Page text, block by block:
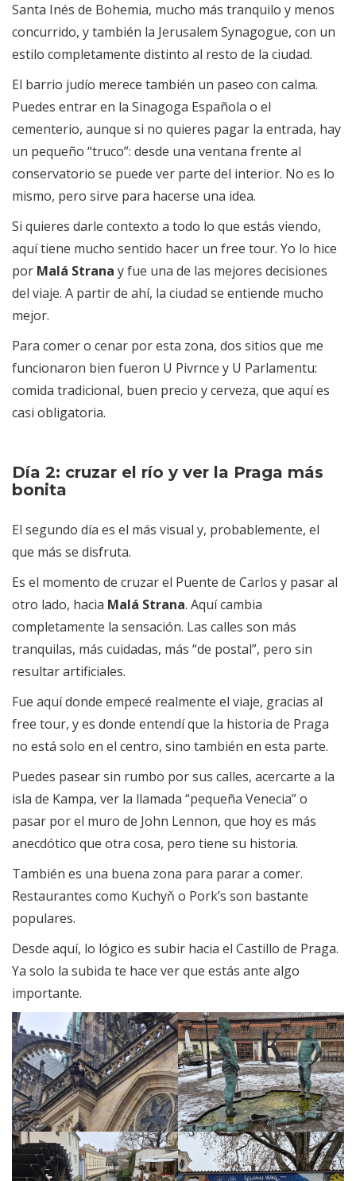
Santa Inés de Bohemia, mucho más tranquilo y menos
concurrido, y también la Jerusalem Synagogue, con un
estilo completamente distinto al resto de la ciudad.
El barrio judío merece también un paseo con calma.
Puedes entrar en la Sinagoga Española o el
cementerio, aunque si no quieres pagar la entrada, hay
un pequeño “truco”: desde una ventana frente al
conservatorio se puede ver parte del interior. No es lo
mismo, pero sirve para hacerse una idea.
Si quieres darle contexto a todo lo que estás viendo,
aquí tiene mucho sentido hacer un free tour. Yo lo hice
por Malá Strana y fue una de las mejores decisiones
del viaje. A partir de ahí, la ciudad se entiende mucho
mejor.
Para comer o cenar por esta zona, dos sitios que me
funcionaron bien fueron U Pivrnce y U Parlamentu:
comida tradicional, buen precio y cerveza, que aquí es
casi obligatoria.
Día 2: cruzar el río y ver la Praga más
bonita
El segundo día es el más visual y, probablemente, el
que más se disfruta.
Es el momento de cruzar el Puente de Carlos y pasar al
otro lado, hacia Malá Strana. Aquí cambia
completamente la sensación. Las calles son más
tranquilas, más cuidadas, más “de postal”, pero sin
resultar artificiales.
Fue aquí donde empecé realmente el viaje, gracias al
free tour, y es donde entendí que la historia de Praga
no está solo en el centro, sino también en esta parte.
Puedes pasear sin rumbo por sus calles, acercarte a la
isla de Kampa, ver la llamada “pequeña Venecia” o
pasar por el muro de John Lennon, que hoy es más
anecdótico que otra cosa, pero tiene su historia.
También es una buena zona para parar a comer.
Restaurantes como Kuchyň o Pork’s son bastante
populares.
Desde aquí, lo lógico es subir hacia el Castillo de Praga.
Ya solo la subida te hace ver que estás ante algo
importante.